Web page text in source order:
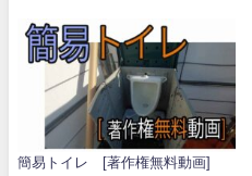
簡易トイレ [著作権無料動画]